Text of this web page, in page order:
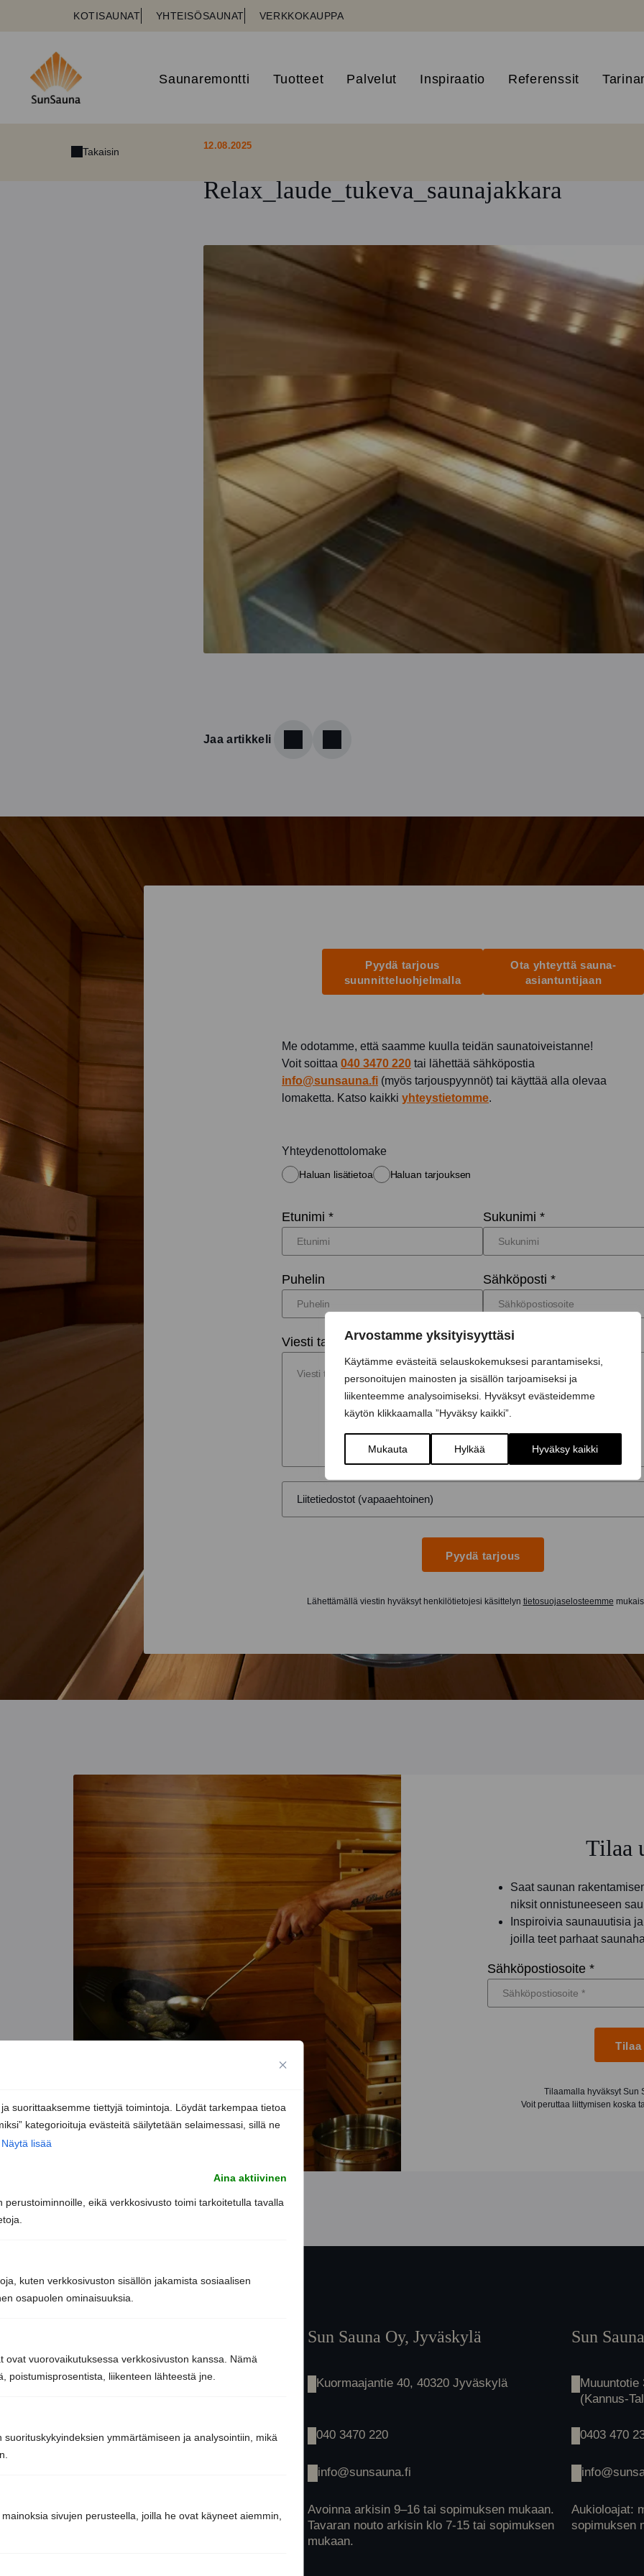
Arvostamme yksityisyyttäsi
Käytämme evästeitä selauskokemuksesi parantamiseksi,
personoitujen mainosten ja sisällön tarjoamiseksi ja
liikenteemme analysoimiseksi. Hyväksyt evästeidemme
käytön klikkaamalla ”Hyväksy kaikki”.
Mukauta Hylkää Hyväksy kaikki
suorittaaksemme tiettyjä toimintoja. Löydät tarkempaa tietoa
kategorioituja evästeitä säilytetään selaimessasi, sillä ne
Näytä lisää
Aina aktiivinen
eikä verkkosivusto toimi tarkoitetulla tavalla
kuten verkkosivuston sisällön jakamista sosiaalisen
osapuolen ominaisuuksia.
vuorovaikutuksessa verkkosivuston kanssa. Nämä
poistumisprosentista, liikenteen lähteestä jne.
ymmärtämiseen ja analysointiin, mikä
sivujen perusteella, joilla he ovat käyneet aiemmin,
KOTISAUNAT YHTEISÖSAUNAT VERKKOKAUPPA
Saunaremontti Tuotteet Palvelut Inspiraatio Referenssit
Takaisin 12.08.2025
Relax_laude_tukeva_saunajakkara
Jaa artikkeli
Pyydä tarjous
suunnitteluohjelmalla
Ota yhteyttä sauna-
asiantuntijaan
Me odotamme, että saamme kuulla teidän saunatoiveistanne!
Voit soittaa 040 3470 220 tai lähettää sähköpostia
info@sunsauna.fi (myös tarjouspyynnöt) tai käyttää alla olevaa
lomaketta. Katso kaikki yhteystietomme.
Yhteydenottolomake
Haluan lisätietoa Haluan tarjouksen
Etunimi * Sukunimi *
Puhelin Sähköposti *
Viesti tai lisätiedot...
Pyydä tarjous
Lähettämällä viestin hyväksyt henkilötietojesi käsittelyn tietosuojaselosteemme
Tilaa
Saat saunan
niksit onnistuneeseen
Inspiroivia saunauutisia
joilla teet parhaat
Sähköpostiosoite *
Tilaamalla hyväksyt Sun
Voit peruttaa liittymisen koska
Palvelut
Tarinamme
Sun Sauna Oy, Jyväskylä
Kuormaajantie 40, 40320 Jyväskylä
040 3470 220
info@sunsauna.fi
Avoinna arkisin 9–16 tai sopimuksen mukaan.
Tavaran nouto arkisin klo 7-15 tai sopimuksen
mukaan.
Sun
Muuuntotie
(Kannus-
0403 470
Aukioloajat:
sopimuksen